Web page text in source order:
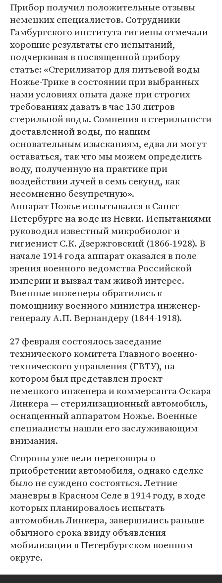
Прибор получил положительные отзывы
немецких специалистов. Сотрудники
Гамбургского института гигиены отмечали
хорошие результаты его испытаний,
подчеркивая в посвященной прибору
статье: «Стерилизатор для питьевой воды
Ножье-Трике в состоянии при выбранных
нами условиях опыта даже при строгих
требованиях давать в час 150 литров
стерильной воды. Сомнения в стерильности
доставленной воды, по нашим
основательным изысканиям, едва ли могут
оставаться, так что мы можем определить
воду, полученную на практике при
воздействии лучей в семь секунд, как
несомненно безупречную».
Аппарат Ножье испытывался в Санкт-
Петербурге на воде из Невки. Испытаниями
руководил известный микробиолог и
гигиенист С.К. Дзержговский (1866-1928). В
начале 1914 года аппарат оказался в поле
зрения военного ведомства Российской
империи и вызвал там живой интерес.
Военные инженеры обратились к
помощнику военного министра инженер-
генералу А.П. Вернандеру (1844-1918).
27 февраля состоялось заседание
технического комитета Главного военно-
технического управления (ГВТУ), на
котором был представлен проект
немецкого инженера и коммерсанта Оскара
Линкера — стерилизационный автомобиль,
оснащенный аппаратом Ножье. Военные
специалисты нашли его заслуживающим
внимания.
Стороны уже вели переговоры о
приобретении автомобиля, однако сделке
было не суждено состояться. Летние
маневры в Красном Селе в 1914 году, в ходе
которых планировалось испытать
автомобиль Линкера, завершились раньше
обычного срока ввиду объявления
мобилизации в Петербургском военном
округе.